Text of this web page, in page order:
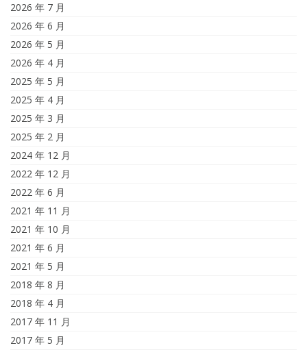
2026 年 7 月
2026 年 6 月
2026 年 5 月
2026 年 4 月
2025 年 5 月
2025 年 4 月
2025 年 3 月
2025 年 2 月
2024 年 12 月
2022 年 12 月
2022 年 6 月
2021 年 11 月
2021 年 10 月
2021 年 6 月
2021 年 5 月
2018 年 8 月
2018 年 4 月
2017 年 11 月
2017 年 5 月